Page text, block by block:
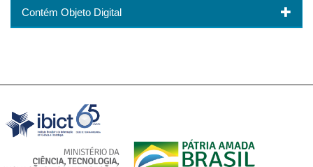
Contém Objeto Digital